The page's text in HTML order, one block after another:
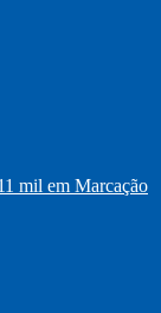
mil em Marcação